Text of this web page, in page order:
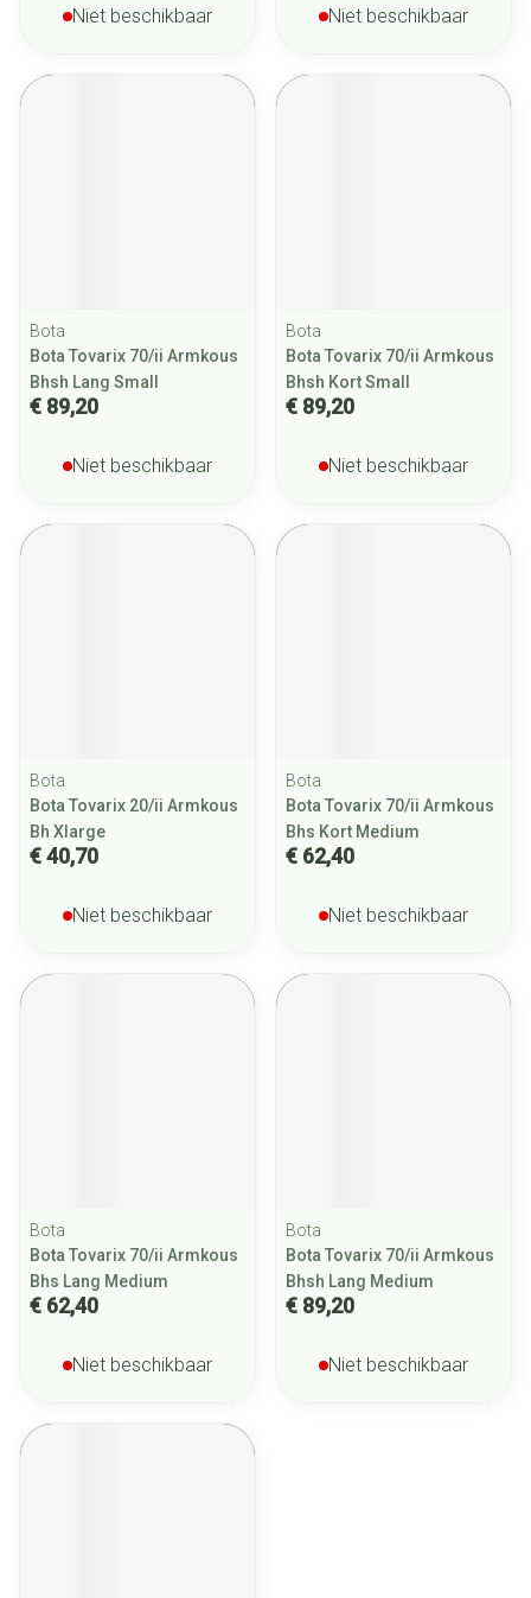
Niet beschikbaar Niet beschikbaar
Bota
Bota Tovarix 70/ii Armkous
Bhsh Lang Small
€ 89,20
Niet beschikbaar
Bota
Bota Tovarix 70/ii Armkous
Bhsh Kort Small
€ 89,20
Niet beschikbaar
Bota
Bota Tovarix 20/ii Armkous
Bh Xlarge
€ 40,70
Niet beschikbaar
Bota
Bota Tovarix 70/ii Armkous
Bhs Kort Medium
€ 62,40
Niet beschikbaar
Bota
Bota Tovarix 70/ii Armkous
Bhs Lang Medium
€ 62,40
Niet beschikbaar
Bota
Bota Tovarix 70/ii Armkous
Bhsh Lang Medium
€ 89,20
Niet beschikbaar